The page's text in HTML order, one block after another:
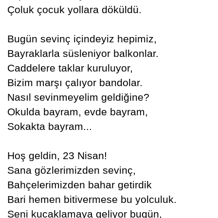
Çoluk çocuk yollara döküldü.
Bugün sevinç içindeyiz hepimiz,
Bayraklarla süsleniyor balkonlar.
Caddelere taklar kuruluyor,
Bizim marşı çalıyor bandolar.
Nasıl sevinmeyelim geldiğine?
Okulda bayram, evde bayram,
Sokakta bayram...
Hoş geldin, 23 Nisan!
Sana gözlerimizden sevinç,
Bahçelerimizden bahar getirdik
Bari hemen bitivermese bu yolculuk.
Seni kucaklamaya geliyor bugün,